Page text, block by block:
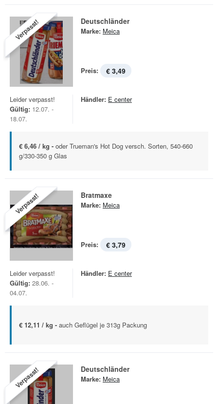
Verpasst! Deutschländer
Marke: Meica
Preis: € 3,49
Leider verpasst!
Gültig: 12.07. -
18.07.
Händler: E center
€ 6,46 / kg - oder Trueman's Hot Dog versch. Sorten, 540-660
g/330-350 g Glas
Verpasst! Bratmaxe
Marke: Meica
Preis: € 3,79
Leider verpasst!
Gültig: 28.06. -
04.07.
Händler: E center
€ 12,11 / kg - auch Geflügel je 313g Packung
Verpasst! Deutschländer
Marke: Meica